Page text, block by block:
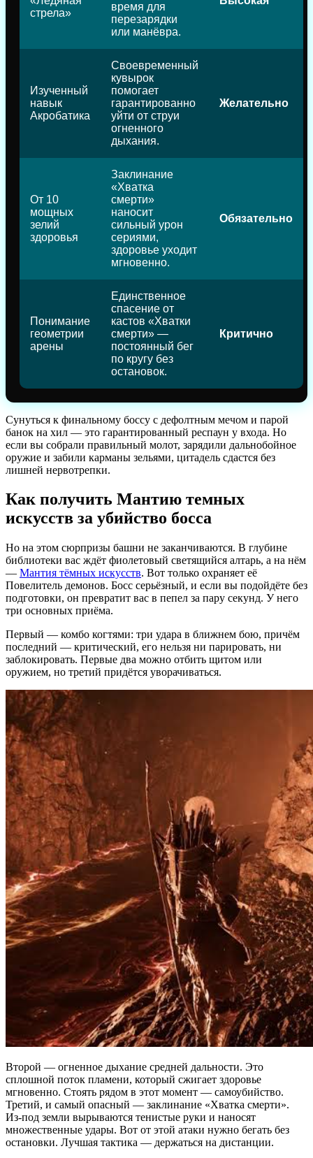
стрела»
время для
перезарядки
или манёвра.
Изученный
навык
Акробатика
Своевременный
кувырок
помогает
гарантированно
уйти от струи
огненного
дыхания.
Желательно
От 10
мощных
зелий
здоровья
Заклинание
«Хватка
смерти»
наносит
сильный урон
сериями,
здоровье уходит
мгновенно.
Обязательно
Понимание
геометрии
арены
Единственное
спасение от
кастов «Хватки
смерти» —
постоянный бег
по кругу без
остановок.
Критично
Сунуться к финальному боссу с дефолтным мечом и парой
банок на хил — это гарантированный респаун у входа. Но
если вы собрали правильный молот, зарядили дальнобойное
оружие и забили карманы зельями, цитадель сдастся без
лишней нервотрепки.
Как получить Мантию темных
искусств за убийство босса
Но на этом сюрпризы башни не заканчиваются. В глубине
библиотеки вас ждёт фиолетовый светящийся алтарь, а на нём
— Мантия тёмных искусств. Вот только охраняет её
Повелитель демонов. Босс серьёзный, и если вы подойдёте без
подготовки, он превратит вас в пепел за пару секунд. У него
три основных приёма.
Первый — комбо когтями: три удара в ближнем бою, причём
последний — критический, его нельзя ни парировать, ни
заблокировать. Первые два можно отбить щитом или
оружием, но третий придётся уворачиваться.
Второй — огненное дыхание средней дальности. Это
сплошной поток пламени, который сжигает здоровье
мгновенно. Стоять рядом в этот момент — самоубийство.
Третий, и самый опасный — заклинание «Хватка смерти».
Из-под земли вырываются тенистые руки и наносят
множественные удары. Вот от этой атаки нужно бегать без
остановки. Лучшая тактика — держаться на дистанции.